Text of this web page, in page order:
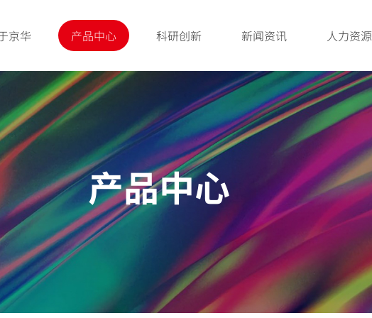
京华 产品中心 科研创新 新闻资讯 人力资源
产品中心